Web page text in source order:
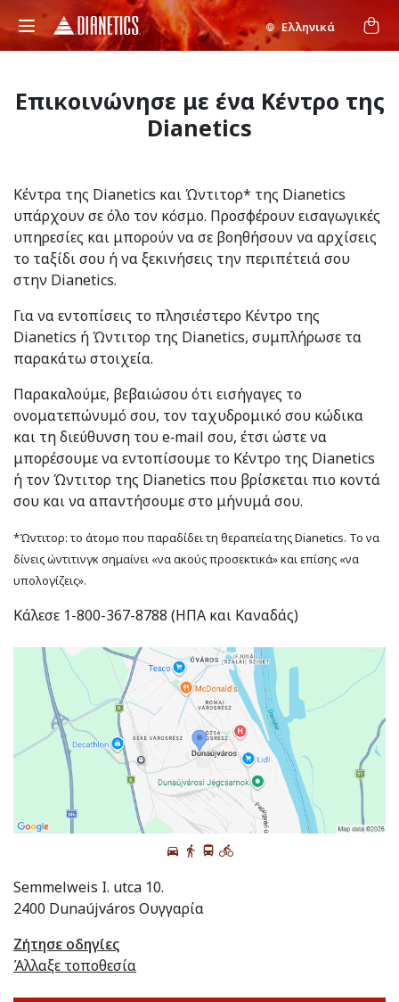
Ελληνικά
Επικοινώνησε με ένα Κέντρο της
Dianetics
Κέντρα της Dianetics και Ώντιτορ* της Dianetics
υπάρχουν σε όλο τον κόσμο. Προσφέρουν εισαγωγικές
υπηρεσίες και μπορούν να σε βοηθήσουν να αρχίσεις
το ταξίδι σου ή να ξεκινήσεις την περιπέτειά σου
στην Dianetics.
Για να εντοπίσεις το πλησιέστερο Κέντρο της
Dianetics ή Ώντιτορ της Dianetics, συμπλήρωσε τα
παρακάτω στοιχεία.
Παρακαλούμε, βεβαιώσου ότι εισήγαγες το
ονοματεπώνυμό σου, τον ταχυδρομικό σου κώδικα
και τη διεύθυνση του e‑mail σου, έτσι ώστε να
μπορέσουμε να εντοπίσουμε το Κέντρο της Dianetics
ή τον Ώντιτορ της Dianetics που βρίσκεται πιο κοντά
σου και να απαντήσουμε στο μήνυμά σου.
*Ώντιτορ: το άτομο που παραδίδει τη θεραπεία της Dianetics. Το να
δίνεις ώντιτινγκ σημαίνει «να ακούς προσεκτικά» και επίσης «να
υπολογίζεις».
Κάλεσε 1-800-367-8788 (ΗΠΑ και Καναδάς)
Semmelweis I. utca 10.
2400 Dunaújváros Ουγγαρία
Ζήτησε οδηγίες
Άλλαξε τοποθεσία